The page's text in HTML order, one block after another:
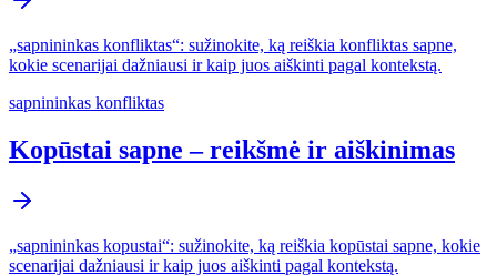
„sapnininkas konfliktas“: sužinokite, ką reiškia konfliktas sapne,
kokie scenarijai dažniausi ir kaip juos aiškinti pagal kontekstą.
sapnininkas konfliktas
Kopūstai sapne – reikšmė ir aiškinimas
„sapnininkas kopustai“: sužinokite, ką reiškia kopūstai sapne, kokie
scenarijai dažniausi ir kaip juos aiškinti pagal kontekstą.